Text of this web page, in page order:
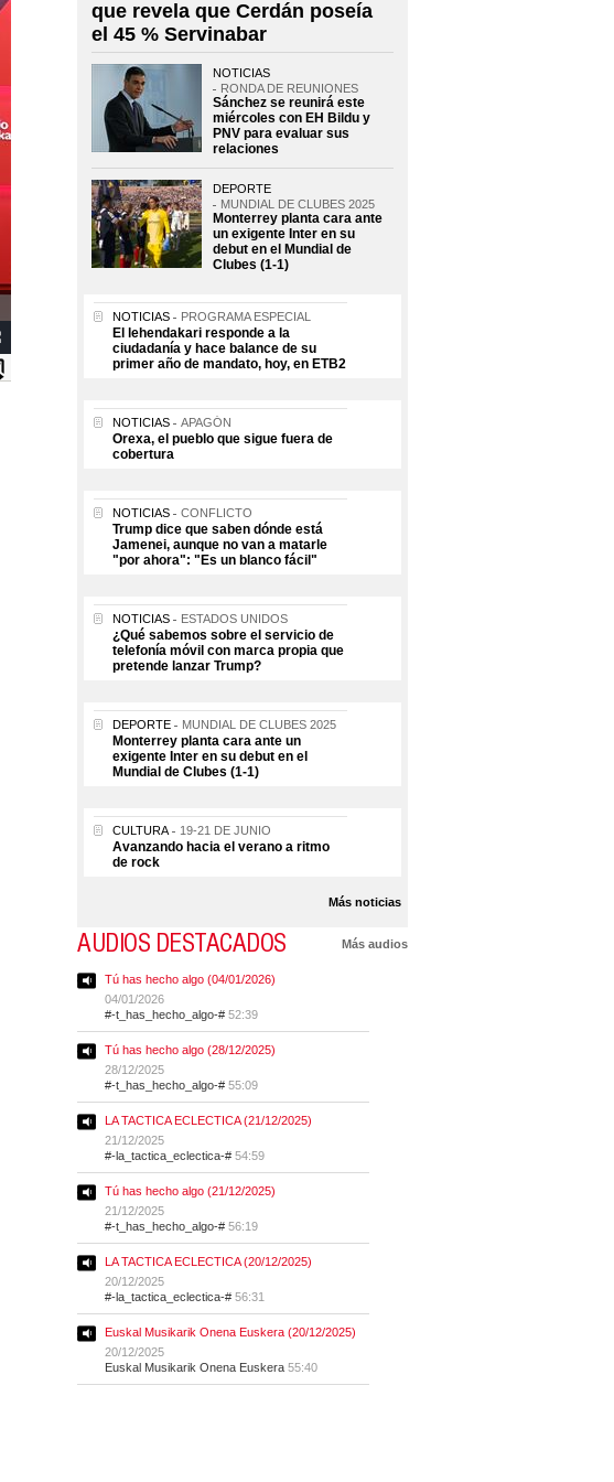
que revela que Cerdán poseía
el 45 % Servinabar
NOTICIAS
RONDA DE REUNIONES
Sánchez se reunirá este
miércoles con EH Bildu y
PNV para evaluar sus
relaciones
DEPORTE
MUNDIAL DE CLUBES 2025
Monterrey planta cara ante
un exigente Inter en su
debut en el Mundial de
Clubes (1-1)
NOTICIAS PROGRAMA ESPECIAL
El lehendakari responde a la
ciudadanía y hace balance de su
primer año de mandato, hoy, en ETB2
NOTICIAS APAGÓN
Orexa, el pueblo que sigue fuera de
cobertura
NOTICIAS CONFLICTO
Trump dice que saben dónde está
Jamenei, aunque no van a matarle
"por ahora": "Es un blanco fácil"
NOTICIAS ESTADOS UNIDOS
¿Qué sabemos sobre el servicio de
telefonía móvil con marca propia que
pretende lanzar Trump?
DEPORTE MUNDIAL DE CLUBES 2025
Monterrey planta cara ante un
exigente Inter en su debut en el
Mundial de Clubes (1-1)
CULTURA 19-21 DE JUNIO
Avanzando hacia el verano a ritmo
de rock
Más noticias
AUDIOS DESTACADOS Más audios
Tú has hecho algo (04/01/2026)
04/01/2026
#-t_has_hecho_algo-# 52:39
Tú has hecho algo (28/12/2025)
28/12/2025
#-t_has_hecho_algo-# 55:09
LA TACTICA ECLECTICA (21/12/2025)
21/12/2025
#-la_tactica_eclectica-# 54:59
Tú has hecho algo (21/12/2025)
21/12/2025
#-t_has_hecho_algo-# 56:19
LA TACTICA ECLECTICA (20/12/2025)
20/12/2025
#-la_tactica_eclectica-# 56:31
Euskal Musikarik Onena Euskera (20/12/2025)
20/12/2025
Euskal Musikarik Onena Euskera 55:40